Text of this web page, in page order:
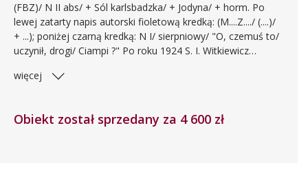
(FBZ)/ N II abs/ + Sól karlsbadzka/ + Jodyna/ + horm. Po
lewej zatarty napis autorski fioletową kredką: (M....Z..../ (....)/
+ ...); poniżej czarną kredką: N I/ sierpniowy/ "O, czemuś to/
uczynił, drogi/ Ciampi ?" Po roku 1924 S. I. Witkiewicz
portretowej S. I. Witkiewicz" malując pastelowe portrety
Obok sygnatury umieszczał często informacje o zażytych
więcej
Obiekt został sprzedany za 4 600 zł